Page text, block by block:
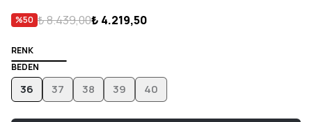
%50 ₺ 8.439,00₺ 4.219,50
RENK
BEDEN
36 37 38 39 40